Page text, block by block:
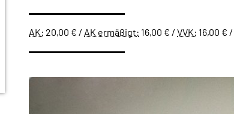
AK: 20,00 € / AK ermäßigt: 16,00 € / VVK: 16,00 € /